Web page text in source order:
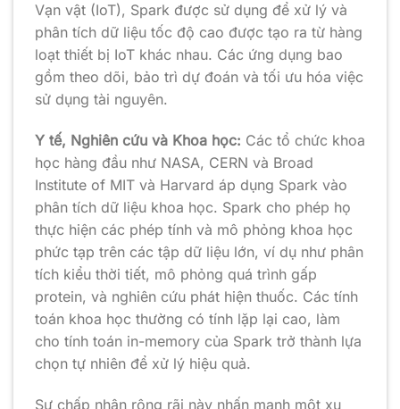
Vạn vật (IoT), Spark được sử dụng để xử lý và
phân tích dữ liệu tốc độ cao được tạo ra từ hàng
loạt thiết bị IoT khác nhau. Các ứng dụng bao
gồm theo dõi, bảo trì dự đoán và tối ưu hóa việc
sử dụng tài nguyên.
Y tế, Nghiên cứu và Khoa học: Các tổ chức khoa
học hàng đầu như NASA, CERN và Broad
Institute of MIT và Harvard áp dụng Spark vào
phân tích dữ liệu khoa học. Spark cho phép họ
thực hiện các phép tính và mô phỏng khoa học
phức tạp trên các tập dữ liệu lớn, ví dụ như phân
tích kiểu thời tiết, mô phỏng quá trình gấp
protein, và nghiên cứu phát hiện thuốc. Các tính
toán khoa học thường có tính lặp lại cao, làm
cho tính toán in-memory của Spark trở thành lựa
chọn tự nhiên để xử lý hiệu quả.
Sự chấp nhận rộng rãi này nhấn mạnh một xu